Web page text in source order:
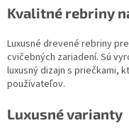
Kvalitné rebriny
Luxusné drevené rebriny
cvičebných zariadení. Sú
luxusný dizajn s priečkami,
používateľov.
Luxusné varianty